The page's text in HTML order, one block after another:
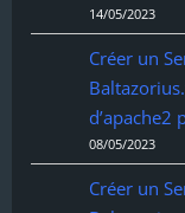
14/05/2023
Créer un
d’apache2
08/05/2023
Créer un